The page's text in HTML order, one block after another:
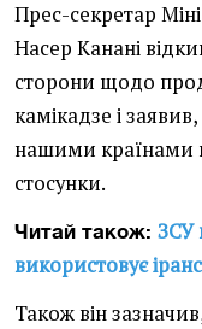
Прес-секретар
Насер Канані
сторони щодо
камікадзе і
нашими країнами
стосунки.
Читай також: ЗСУ
використовує
Також він